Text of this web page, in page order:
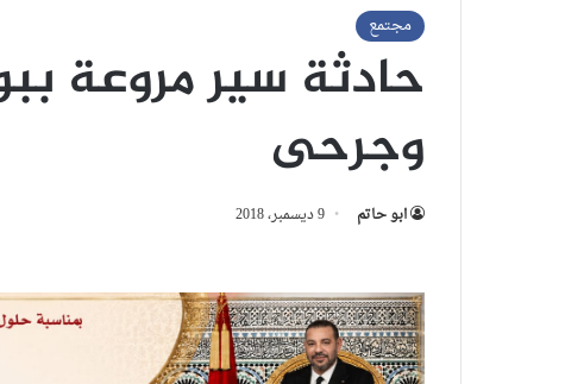
مجتمع
حادثة سير مروعة
وجرحى
ابو حاتم 9 ديسمبر، 2018